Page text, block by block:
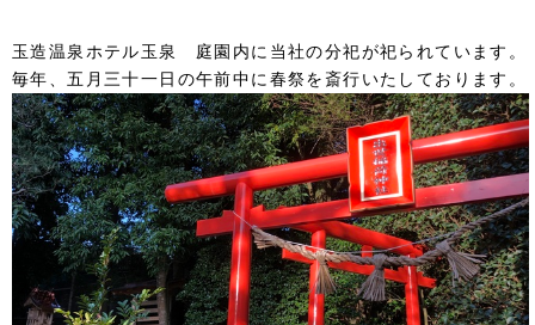
玉造温泉ホテル玉泉 庭園内に当社の分祀が祀られています。
毎年、五月三十一日の午前中に春祭を斎行いたしております。